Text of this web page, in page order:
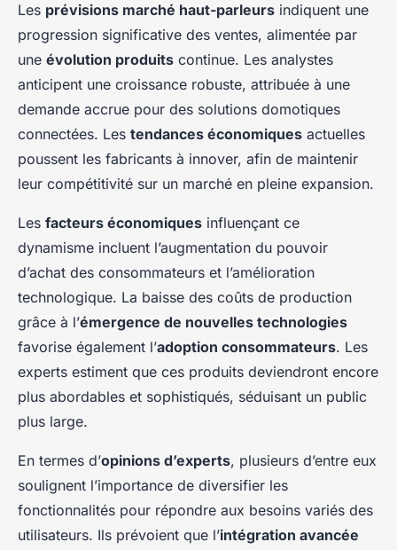
Les prévisions marché haut-parleurs indiquent une
progression significative des ventes, alimentée par
une évolution produits continue. Les analystes
anticipent une croissance robuste, attribuée à une
demande accrue pour des solutions domotiques
connectées. Les tendances économiques actuelles
poussent les fabricants à innover, afin de maintenir
leur compétitivité sur un marché en pleine expansion.
Les facteurs économiques influençant ce
dynamisme incluent l’augmentation du pouvoir
d’achat des consommateurs et l’amélioration
technologique. La baisse des coûts de production
grâce à l’émergence de nouvelles technologies
favorise également l’adoption consommateurs. Les
experts estiment que ces produits deviendront encore
plus abordables et sophistiqués, séduisant un public
plus large.
En termes d’opinions d’experts, plusieurs d’entre eux
soulignent l’importance de diversifier les
fonctionnalités pour répondre aux besoins variés des
utilisateurs. Ils prévoient que l’intégration avancée